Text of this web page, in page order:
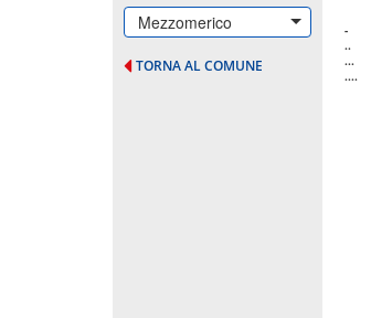
Mezzomerico
TORNA AL COMUNE
-
..
...
....